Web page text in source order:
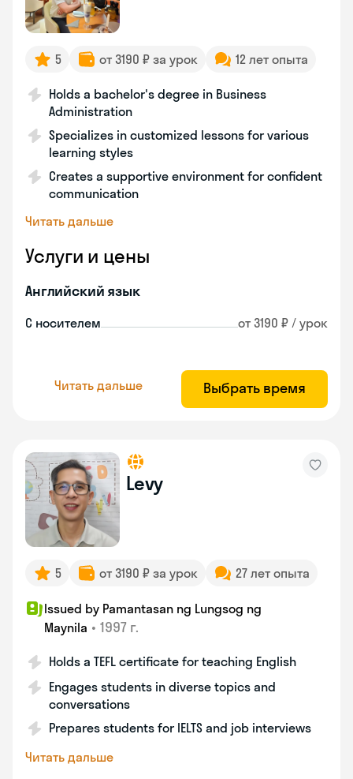
5 от 3190 ₽ за урок 12 лет опыта
Holds a bachelor's degree in Business
Administration
Specializes in customized lessons for various
learning styles
Creates a supportive environment for confident
communication
Читать дальше
Услуги и цены
Английский язык
С носителем от 3190 ₽ / урок
Читать дальше Выбрать время
Levy
5 от 3190 ₽ за урок 27 лет опыта
Issued by Pamantasan ng Lungsog ng
Maynila • 1997 г.
Holds a TEFL certificate for teaching English
Engages students in diverse topics and
conversations
Prepares students for IELTS and job interviews
Читать дальше